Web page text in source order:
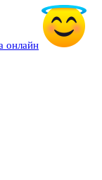
онлайн